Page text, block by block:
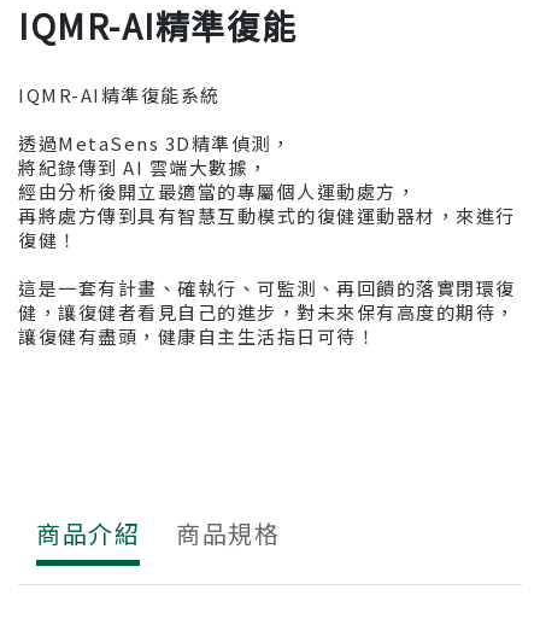
IQMR-AI精準復能
IQMR-AI精準復能系統
透過MetaSens 3D精準偵測，
將紀錄傳到 AI 雲端大數據，
經由分析後開立最適當的專屬個人運動處方，
再將處方傳到具有智慧互動模式的復健運動器材，來進行
復健！
這是一套有計畫、確執行、可監測、再回饋的落實閉環復
健，讓復健者看見自己的進步，對未來保有高度的期待，
讓復健有盡頭，健康自主生活指日可待！
商品介紹 商品規格